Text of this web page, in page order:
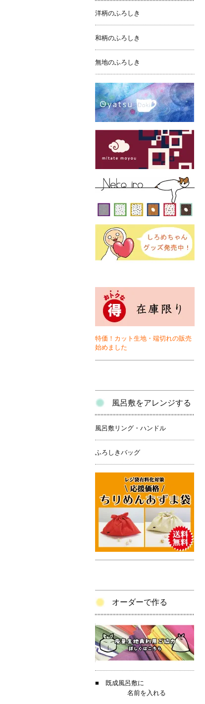
洋柄のふろしき
和柄のふろしき
無地のふろしき
特価！カット生地・端切れの販売
始めました
風呂敷をアレンジする
風呂敷リング・ハンドル
ふろしきバッグ
オーダーで作る
■ 既成風呂敷に
名前を入れる